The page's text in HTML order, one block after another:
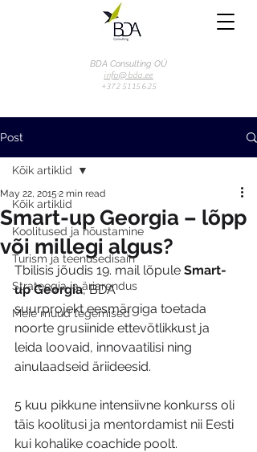
BDA Consulting OÜ
info@bda.ee
+372 51 15 625
Post
Kõik artiklid
Koolitused ja nõustamine
Turism ja teenusedisain
Strateegia ja äriarendus
Meie muud tegemised
Kõik artiklid
Smart-up Georgia – lõpp
või millegi algus?
May 22, 2015 2 min read
Tbilisis jõudis 19. mail lõpule Smart-
up Georgia, BDA
suurprojekt eesmärgiga toetada
noorte grusiinide ettevõtlikkust ja
leida loovaid, innovaatilisi ning
ainulaadseid äriideesid.
5 kuu pikkune intensiivne konkurss oli
täis koolitusi ja mentordamist nii Eesti
kui kohalike coachide poolt.